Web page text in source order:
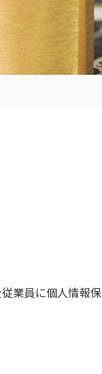
業員に個人情報